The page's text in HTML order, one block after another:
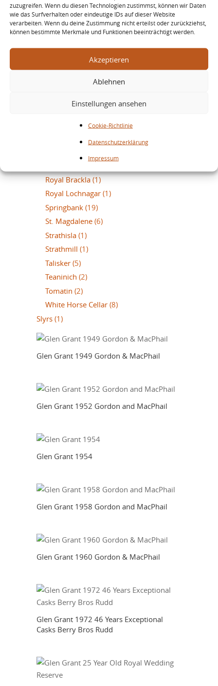
zuzugreifen. Wenn du diesen Technologien zustimmst, können wir Daten
wie das Surfverhalten oder eindeutige IDs auf dieser Website
verarbeiten. Wenn du deine Zustimmung nicht erteilst oder zurückziehst,
können bestimmte Merkmale und Funktionen beeinträchtigt werden.
Akzeptieren
Ablehnen
Einstellungen ansehen
Cookie-Richtlinie
Datenschutzerklärung
Impressum
Littlemill (3)
Lochside (1)
Mannochmore (1)
North Port
(1)
(28)
Royal Brackla (1)
Royal Lochnagar (1)
Springbank (19)
St. Magdalene (6)
Strathisla (1)
Strathmill (1)
Talisker (5)
Teaninich (2)
Tomatin (2)
White Horse Cellar (8)
Slyrs (1)
Glen Grant 1949 Gordon & MacPhail
Glen Grant 1952 Gordon and MacPhail
Glen Grant 1954
Glen Grant 1958 Gordon and MacPhail
Glen Grant 1960 Gordon & MacPhail
Glen Grant 1972 46 Years Exceptional
Casks Berry Bros Rudd